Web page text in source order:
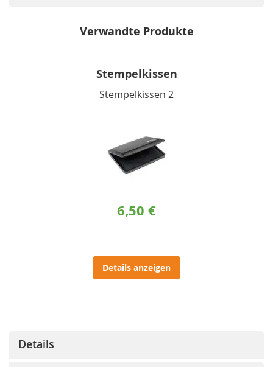
Verwandte Produkte
Stempelkissen
Stempelkissen 2
6,50 €
Details anzeigen
Details